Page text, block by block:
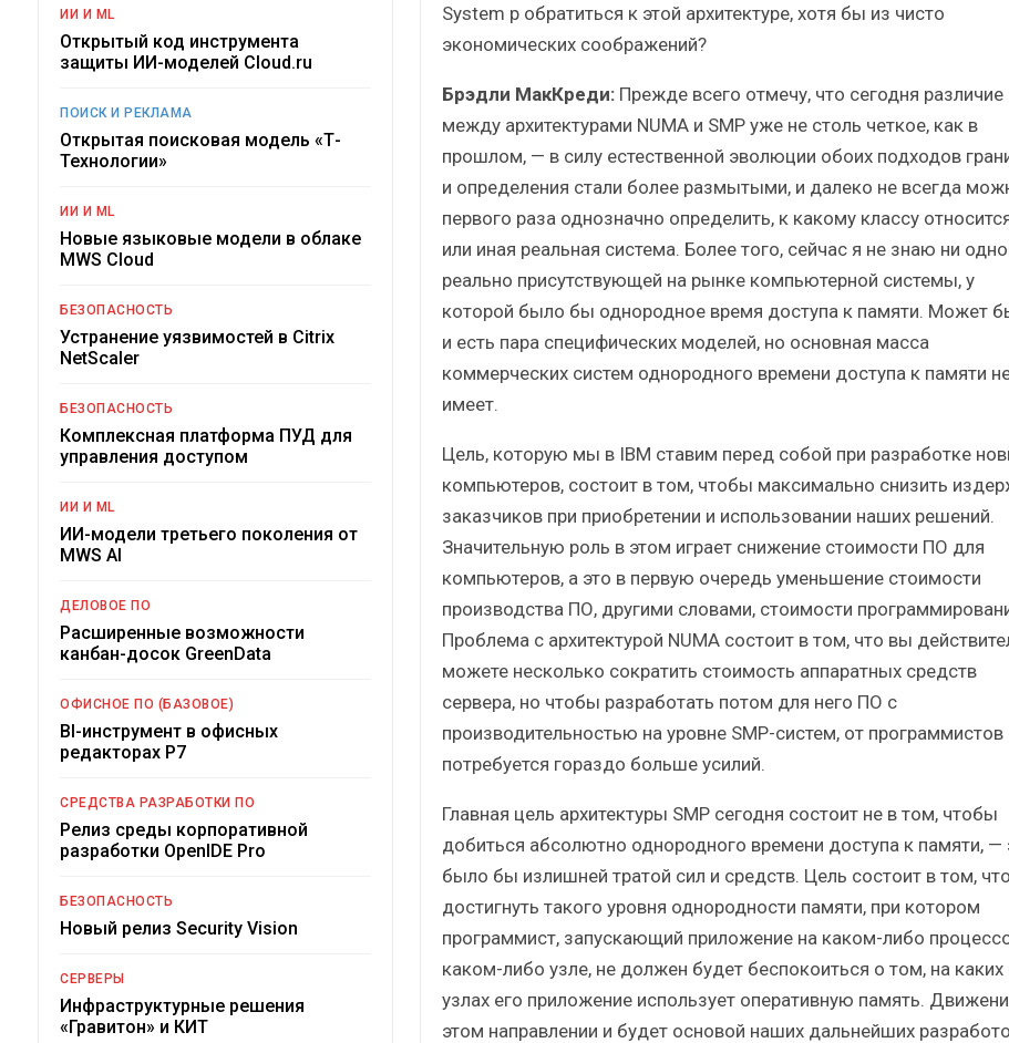
System p обратиться к этой архитектуре, хотя бы из чисто
экономических соображений?
Брэдли МакКреди:Прежде всего отмечу, что сегодня различие
между архитектурами NUMA и SMP уже не столь четкое, как в
прошлом, — в силу естественной эволюции обоих подходов
и определения стали более размытыми, и далеко не всегда
первого раза однозначно определить, к какому классу
или иная реальная система. Более того, сейчас я не знаю ни
реально присутствующей на рынке компьютерной системы, у
которой было бы однородное время доступа к памяти. Может
и есть пара специфических моделей, но основная масса
коммерческих систем однородного времени доступа к памяти
имеет.
Цель, которую мы в IBM ставим перед собой при разработке
компьютеров, состоит в том, чтобы максимально снизить
заказчиков при приобретении и использовании наших решений.
Значительную роль в этом играет снижение стоимости ПО для
компьютеров, а это в первую очередь уменьшение стоимости
производства ПО, другими словами, стоимости
Проблема с архитектурой NUMA состоит в том, что вы
можете несколько сократить стоимость аппаратных средств
сервера, но чтобы разработать потом для него ПО с
производительностью на уровне SMP-систем, от программистов
потребуется гораздо больше усилий.
Главная цель архитектуры SMP сегодня состоит не в том, чтобы
добиться абсолютно однородного времени доступа к памяти, —
было бы излишней тратой сил и средств. Цель состоит в том,
достигнуть такого уровня однородности памяти, при котором
программист, запускающий приложение на каком-либо
каком-либо узле, не должен будет беспокоиться о том, на
узлах его приложение использует оперативную память.
этом направлении и будет основой наших дальнейших
ИИ И ML
Открытый код инструмента
защиты ИИ-моделей Cloud.ru
ПОИСК И РЕКЛАМА
Открытая поисковая модель «Т-
Технологии»
ИИ И ML
Новые языковые модели в облаке
MWS Cloud
БЕЗОПАСНОСТЬ
Устранение уязвимостей в Citrix
NetScaler
БЕЗОПАСНОСТЬ
Комплексная платформа ПУД для
управления доступом
ИИ И ML
ИИ-модели третьего поколения от
MWS AI
ДЕЛОВОЕ ПО
Расширенные возможности
канбан-досок GreenData
ОФИСНОЕ ПО (БАЗОВОЕ)
BI-инструмент в офисных
редакторах Р7
СРЕДСТВА РАЗРАБОТКИ ПО
Релиз среды корпоративной
разработки OpenIDE Pro
БЕЗОПАСНОСТЬ
Новый релиз Security Vision
СЕРВЕРЫ
Инфраструктурные решения
«Гравитон» и КИТ